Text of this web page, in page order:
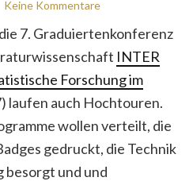
Keine Kommentare
7. Graduiertenkonferenz
INTER
Forschung im
laufen auch Hochtouren.
wollen verteilt, die
gedruckt, die Technik
und und